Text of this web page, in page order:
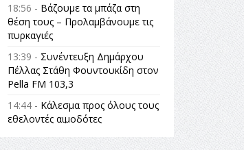
18:56 - Βάζουμε τα μπάζα στη
θέση τους – Προλαμβάνουμε τις
πυρκαγιές
13:39 - Συνέντευξη Δημάρχου
Πέλλας Στάθη Φουντουκίδη στον
Pella FM 103,3
14:44 - Κάλεσμα προς όλους τους
εθελοντές αιμοδότες
14:23 -Όλη η Ελλάδα ένας